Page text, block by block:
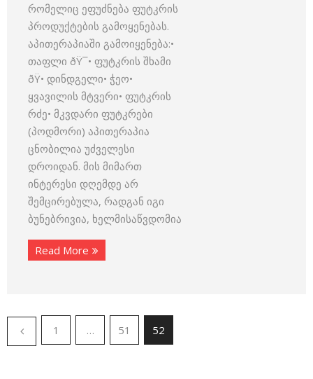
რომელიც ეფუძნება ფუტკრის
პროდუქტების გამოყენებას.
აპითერაპიაში გამოიყენება:•
თაფლი ðŸ¯• ფუტკრის შხამი
ðŸ• დინდგელი• ჭეო•
ყვავილის მტვერი• ფუტკრის
რძე• მკვდარი ფუტკრები
(პოდმორი) აპითერაპია
ცნობილია უძველესი
დროიდან. მის მიმართ
ინტერესი დღემდე არ
შემცირებულა, რადგან იგი
ბუნებრივია, ხელმისაწვდომია
Read More
1 … 51 52